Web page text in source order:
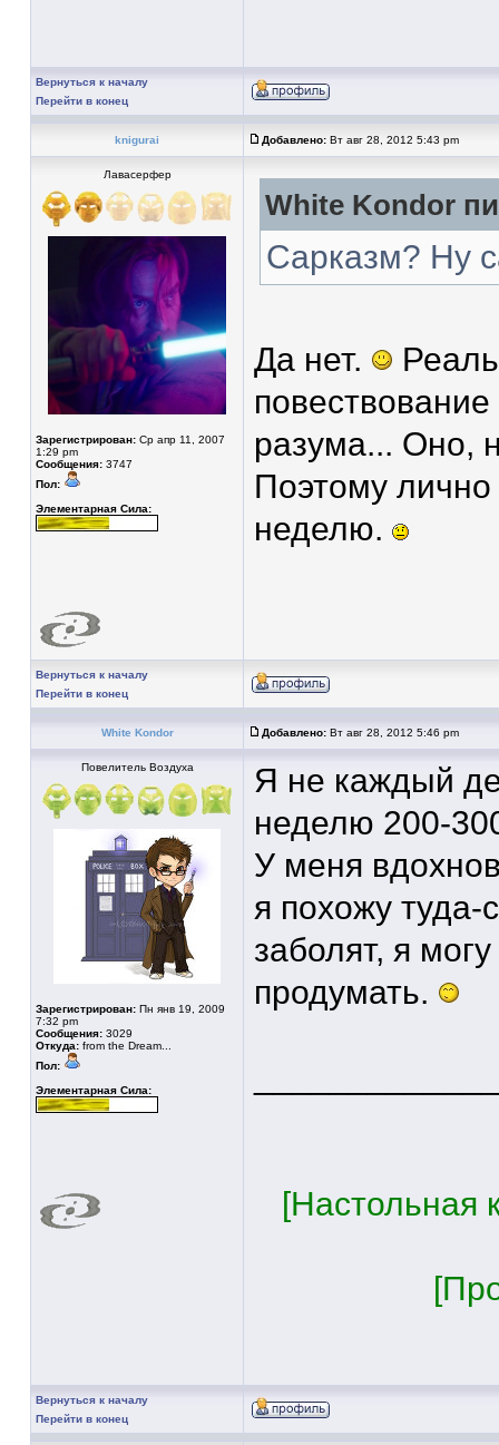
Вернуться к началу
Перейти в конец
knigurai Добавлено: Вт авг 28, 2012 5:43 pm
Лавасерфер
Зарегистрирован: Ср апр 11, 2007
1:29 pm
Сообщения: 3747
Пол:
Элементарная Сила:
White Kondor
Сарказм? Ну
Да нет.
разума... Оно,
Поэтому лично
неделю.
Вернуться к началу
Перейти в конец
White Kondor Добавлено: Вт авг 28, 2012 5:46 pm
Повелитель Воздуха
Зарегистрирован: Пн янв 19, 2009
7:32 pm
Сообщения: 3029
Откуда: from the Dream...
Пол:
Элементарная Сила:
Я не каждый
неделю 200-
У меня
я похожу туда-
заболят, я
продумать.
[Настольная
Вернуться к началу
Перейти в конец